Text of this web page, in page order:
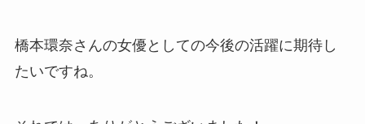
橋本環奈さんの女優としての今後の活躍に期待し
たいですね。